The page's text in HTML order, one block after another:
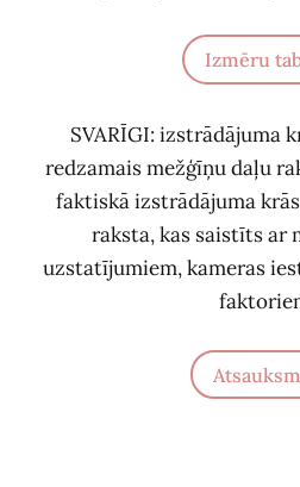
Izmēru
SVARĪGI: izstrādājuma
redzamais mežģīņu daļu
faktiskā izstrādājuma
raksta, kas saistīts ar
uzstatījumiem, kameras